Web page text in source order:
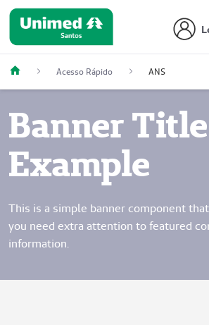
Acesso Rápido ANS
Banner Title
Example
This is a simple banner component
you need extra attention to featured
information.